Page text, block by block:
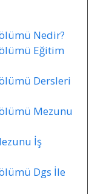
Nedir?
Eğitim
Dersleri
Mezunu
İş
Dgs İle